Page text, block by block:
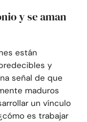
y se aman
están
y
señal de que
maduros
un vínculo
es trabajar